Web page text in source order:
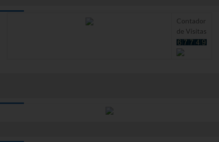
Contador
de Visitas